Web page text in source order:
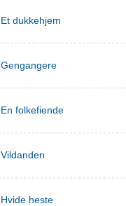
Et dukkehjem
Gengangere
En folkefiende
Vildanden
Hvide heste